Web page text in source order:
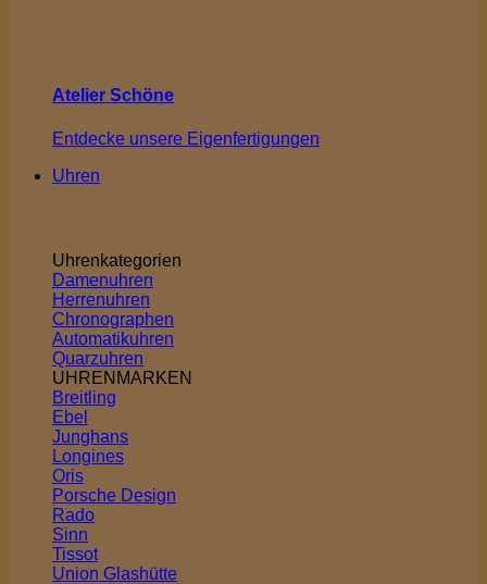
Atelier Schöne
Entdecke unsere Eigenfertigungen
Uhren
Uhrenkategorien
Damenuhren
Herrenuhren
Chronographen
Automatikuhren
Quarzuhren
UHRENMARKEN
Breitling
Ebel
Junghans
Longines
Oris
Porsche Design
Rado
Sinn
Tissot
Union Glashütte